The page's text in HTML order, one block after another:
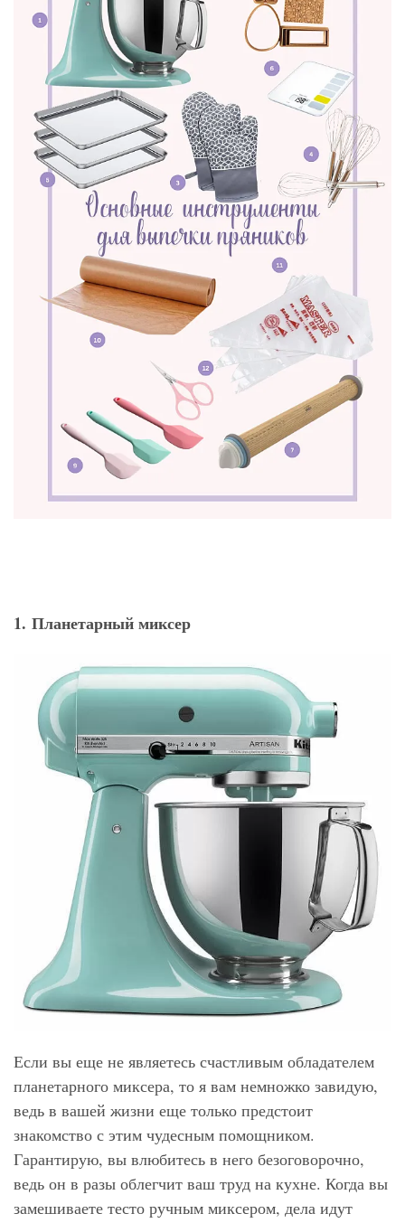
1. Планетарный миксер
Если вы еще не являетесь счастливым обладателем
планетарного миксера, то я вам немножко завидую,
ведь в вашей жизни еще только предстоит
знакомство с этим чудесным помощником.
Гарантирую, вы влюбитесь в него безоговорочно,
ведь он в разы облегчит ваш труд на кухне. Когда вы
замешиваете тесто ручным миксером, дела идут